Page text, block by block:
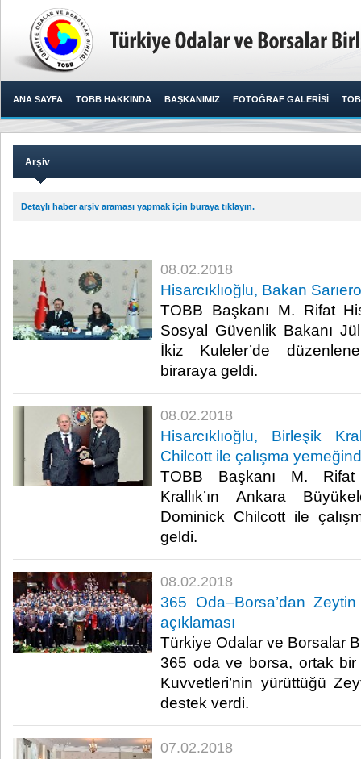
ANA SAYFA TOBB HAKKINDA BAŞKANIMIZ FOTOĞRAF GALERİSİ
Arşiv
Detaylı haber arşiv araması yapmak için buraya tıklayın.
08.02.2018
Hisarcıklıoğlu, Bakan
TOBB Başkanı M. Rifat
Sosyal Güvenlik Bakanı
İkiz Kuleler’de
biraraya geldi.​
08.02.2018
Hisarcıklıoğlu, Birleşik
Chilcott ile çalışma
TOBB Başkanı M. Rifat
Krallık’ın Ankara
Dominick Chilcott ile
geldi. ​
08.02.2018
365 Oda–Borsa’dan
açıklaması
Türkiye Odalar ve Borsalar
365 oda ve borsa, ortak bir
Kuvvetleri’nin yürüttüğü
destek verdi.​
07.02.2018